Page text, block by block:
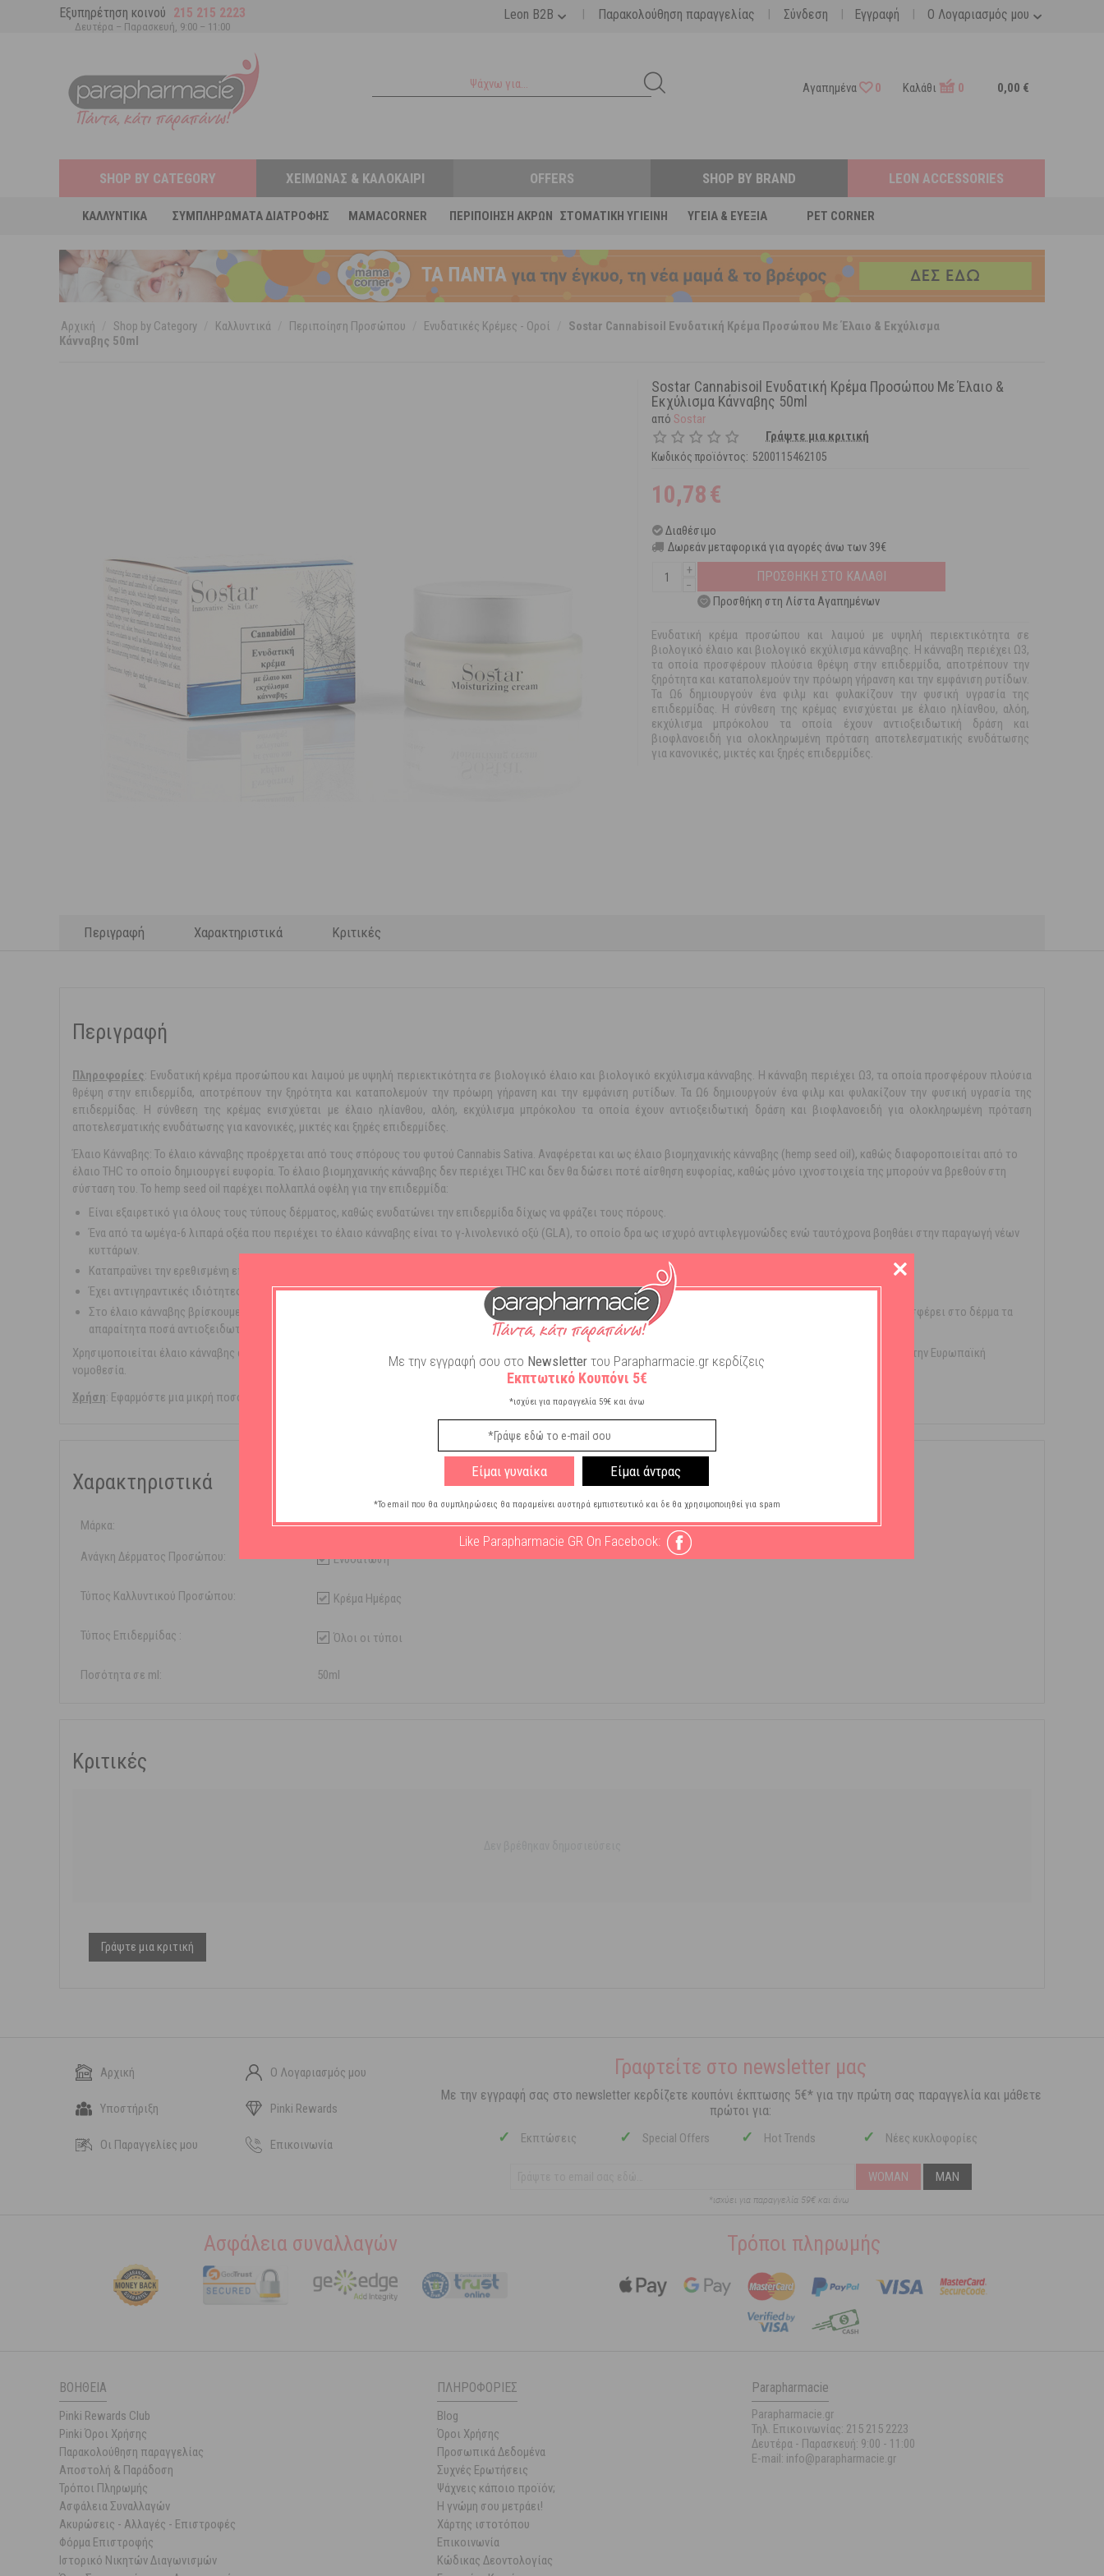
Εξυπηρέτηση κοινού 215 215 2223
Δευτέρα – Παρασκευή, 9:00 – 11:00
Ο Λογαριασμός μου
Leon B2B | Παρακολούθηση παραγγελίας | Σύνδεση | Εγγραφή |
Αγαπημένα 0 Καλάθι 0 0,00 €
SHOP BY CATEGORY
ΚΑΛΛΥΝΤΙΚΆ ΣΥΜΠΛΗΡΏΜΑΤΑ ΔΙΑΤΡΟΦΉΣ MAMACORNER ΠΕΡΙΠΟΊΗΣΗ ΆΚΡΩΝ ΣΤΟΜΑΤΙΚΉ ΥΓΙΕΙΝΉ ΥΓΕΊΑ & ΕΥΕΞΊΑ PET CORNER
ΧΕΙΜΏΝΑΣ & ΚΑΛΟΚΑΊΡΙ OFFERS SHOP BY BRAND LEON ACCESSORIES
Αρχική Shop by Category Καλλυντικά Περιποίηση Προσώπου Ενυδατικές Κρέμες - Οροί
Sostar Cannabisoil Ενυδατική Κρέμα Προσώπου Με Έλαιο & Εκχύλισμα
Κάνναβης 50ml
Sostar Cannabisoil Ενυδατική Κρέμα Προσώπου Με Έλαιο &
Εκχύλισμα Κάνναβης 50ml
από Sostar
Γράψτε μια κριτική
Κωδικός προϊόντος: 5200115462105
10,78€
Διαθέσιμο
Δωρεάν μεταφορικά για αγορές άνω των 39€
+
−
ΠΡΟΣΘΗΚΗ ΣΤΟ ΚΑΛΑΘΙ
Προσθήκη στη Λίστα Αγαπημένων
Ενυδατική κρέμα προσώπου και λαιμού με υψηλή περιεκτικότητα σε
βιολογικό έλαιο και βιολογικό εκχύλισμα κάνναβης. Η κάνναβη περιέχει Ω3,
τα οποία προσφέρουν πλούσια θρέψη στην επιδερμίδα, αποτρέπουν την
ξηρότητα και καταπολεμούν την πρόωρη γήρανση και την εμφάνιση ρυτίδων.
Τα Ω6 δημιουργούν ένα φιλμ και φυλακίζουν την φυσική υγρασία της
επιδερμίδας. Η σύνθεση της κρέμας ενισχύεται με έλαιο ηλίανθου, αλόη,
εκχύλισμα μπρόκολου τα οποία έχουν αντιοξειδωτική δράση και
βιοφλανοειδή για ολοκληρωμένη πρόταση αποτελεσματικής ενυδάτωσης
για κανονικές, μικτές και ξηρές επιδερμίδες.
Περιγραφή Χαρακτηριστικά Κριτικές
Περιγραφή
Πληροφορίες: Ενυδατική κρέμα προσώπου και λαιμού με υψηλή περιεκτικότητα σε βιολογικό έλαιο και βιολογικό εκχύλισμα κάνναβης. Η κάνναβη περιέχει Ω3, τα οποία προσφέρουν πλούσια
θρέψη στην επιδερμίδα, αποτρέπουν την ξηρότητα και καταπολεμούν την πρόωρη γήρανση και την εμφάνιση ρυτίδων. Τα Ω6 δημιουργούν ένα φιλμ και φυλακίζουν την φυσική υγρασία της
επιδερμίδας. Η σύνθεση της κρέμας ενισχύεται με έλαιο ηλίανθου, αλόη, εκχύλισμα μπρόκολου τα οποία έχουν αντιοξειδωτική δράση και βιοφλανοειδή για ολοκληρωμένη πρόταση
αποτελεσματικής ενυδάτωσης για κανονικές, μικτές και ξηρές επιδερμίδες.
Έλαιο Κάνναβης: Το έλαιο κάνναβης προέρχεται από τους σπόρους του φυτού Cannabis Sativa. Αναφέρεται και ως έλαιο βιομηχανικής κάνναβης (hemp seed oil), καθώς διαφοροποιείται από το
έλαιο THC το οποίο δημιουργεί ευφορία. Το έλαιο βιομηχανικής κάνναβης δεν περιέχει THC και δεν θα δώσει ποτέ αίσθηση ευφορίας, καθώς μόνο ιχνοστοιχεία της μπορούν να βρεθούν στη
σύσταση του. Το hemp seed oil παρέχει πολλαπλά οφέλη για την επιδερμίδα:
Είναι εξαιρετικό για όλους τους τύπους δέρματος, καθώς ενυδατώνει την επιδερμίδα δίχως να φράζει τους πόρους.
Ένα από τα ωμέγα-6 λιπαρά οξέα που περιέχει το έλαιο κάνναβης είναι το γ-λινολενικό οξύ (GLA), το οποίο δρα ως ισχυρό αντιφλεγμονώδες ενώ ταυτόχρονα βοηθάει στην παραγωγή νέων
κυττάρων.
Καταπραΰνει την ερεθισμένη επιδερμίδα, ενώ την ενυδατώνει.
Έχει αντιγηραντικές ιδιότητες, καθώς μπορεί να μειώσει τις λεπτές γραμμές και τις ρυτίδες έκφρασης, αλλά και να προλάβει την δημιουργία καινούργιων.
Στο έλαιο κάνναβης βρίσκουμε 21 αμινοξέα, συστατικά που είναι απαραίτητα για την υγεία του δέρματος. Μειώνει τα συμπτώματα της ατοπικής δερματίτιδας και προσφέρει στο δέρμα τα
απαραίτητα ποσά αντιοξειδωτικών (βιτ Ε), φυτικών στερολών και μετάλλων που χρειάζεται.
Χρησιμοποιείται έλαιο κάνναβης σε βιολογική μορφή από πιστοποιημένες εκτάσεις καλλιέργειας εξασφαλίζοντας την υψηλή ποιότητα και την απόλυτη συμβατότητα με την Ευρωπαϊκή
νομοθεσία.
Χρήση: Εφαρμόστε μια μικρή ποσότητα στην περιοχή του προσώπου και του λαιμού.
Χαρακτηριστικά
Μάρκα: Sostar
Ανάγκη Δέρματος Προσώπου: Ενυδάτωση
Τύπος Καλλυντικού Προσώπου: Κρέμα Ημέρας
Τύπος Επιδερμίδας : Όλοι οι τύποι
Ποσότητα σε ml: 50ml
Κριτικές
Γράψτε μια κριτική
Αρχική Ο Λογαριασμός μου
Υποστήριξη Pinki Rewards
Οι Παραγγελίες μου Επικοινωνία
Γραφτείτε στο newsletter μας
Με την εγγραφή σας στο newsletter κερδίζετε κουπόνι έκπτωσης 5€* για την πρώτη σας παραγγελία και μάθετε
πρώτοι για:
✓ Εκπτώσεις ✓ Special Offers ✓ Hot Trends ✓ Νέες κυκλοφορίες
WOMAN MAN
*ισχύει για παραγγελία 59€ και άνω
Ασφάλεια συναλλαγών Τρόποι πληρωμής
ΒΟΉΘΕΙΑ
Pinki Rewards Club
Pinki Όροι Χρήσης
Παρακολούθηση παραγγελίας
Αποστολή & Παράδοση
Τρόποι Πληρωμής
Ασφάλεια Συναλλαγών
Ακυρώσεις - Αλλαγές - Επιστροφές
Φόρμα Επιστροφής
Ιστορικό Νικητών Διαγωνισμών
ΠΛΗΡΟΦΟΡΊΕΣ
Blog
Όροι Χρήσης
Προσωπικά Δεδομένα
Συχνές Ερωτήσεις
Ψάχνεις κάποιο προϊόν;
Η γνώμη σου μετράει!
Χάρτης ιστοτόπου
Επικοινωνία
Κώδικας Δεοντολογίας
Parapharmacie
Parapharmacie.gr
Τηλ. Επικοινωνίας: 215 215 2223
Δευτέρα - Παρασκευή: 9:00 - 11:00
E-mail: info@parapharmacie.gr
Με την εγγραφή σου στο Newsletter του Parapharmacie.gr κερδίζεις
Εκπτωτικό Κουπόνι 5€
*ισχύει για παραγγελία 59€ και άνω
Είμαι γυναίκα Είμαι άντρας
*Το email που θα συμπληρώσεις θα παραμείνει αυστηρά εμπιστευτικό και δε θα χρησιμοποιηθεί για spam
Like Parapharmacie GR On Facebook: